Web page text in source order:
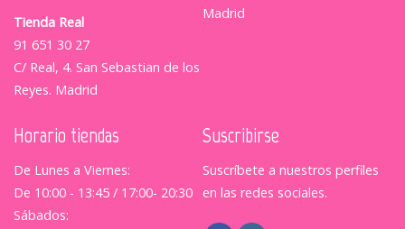
Tienda Real
91 651 30 27
C/ Real, 4. San Sebastian de los
Reyes. Madrid
Madrid
Horario tiendas
De Lunes a Viernes:
De 10:00 - 13:45 / 17:00- 20:30
Sábados:
Suscribirse
Suscríbete a nuestros perfiles
en las redes sociales.